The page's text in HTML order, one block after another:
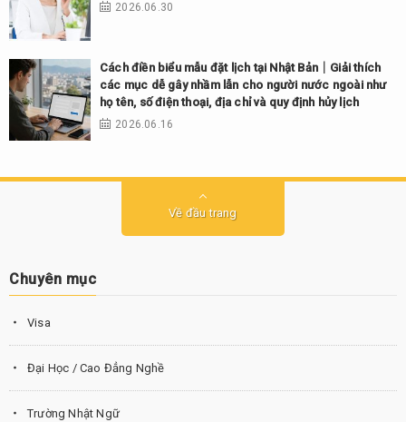
2026.06.30
Cách điền biểu mẫu đặt lịch tại Nhật Bản｜Giải thích
các mục dễ gây nhầm lẫn cho người nước ngoài như
họ tên, số điện thoại, địa chỉ và quy định hủy lịch
2026.06.16
Về đầu trang
Chuyên mục
Visa
Đại Học / Cao Đẳng Nghề
Trường Nhật Ngữ